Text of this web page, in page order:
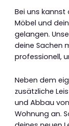
Bei uns
Möbel und
gelangen.
deine Sachen
professionell,
Neben dem
zusätzliche
und Abbau
Wohnung an.